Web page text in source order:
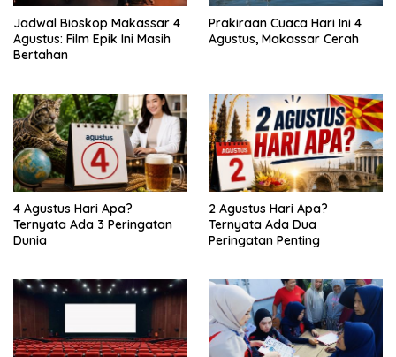
Jadwal Bioskop Makassar 4
Agustus: Film Epik Ini Masih
Bertahan
Prakiraan Cuaca Hari Ini 4
Agustus, Makassar Cerah
4 Agustus Hari Apa?
Ternyata Ada 3 Peringatan
Dunia
2 Agustus Hari Apa?
Ternyata Ada Dua
Peringatan Penting